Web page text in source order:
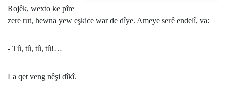
Rojêk, wexto ke pîre
zere rut, hewna yew eşkice war de dîye. Ameye serê endelî, va:
- Tû, tû, tû, tû!…
La qet veng nêşi dîkî.